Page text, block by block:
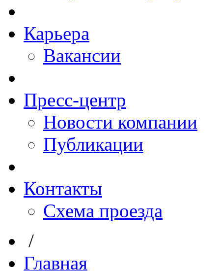
Карьера
Вакансии
Пресс-центр
Новости компании
Публикации
Контакты
Схема проезда
/
Главная